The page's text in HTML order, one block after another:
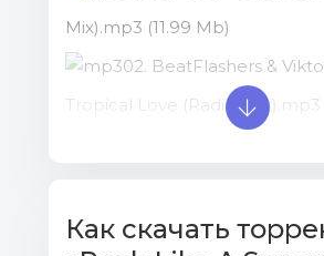
Mix).mp3 (11.99 Mb)
02. BeatFlashers &
Tropical Love (Radio Edit).mp3
04. TSAHO - Love
Как скачать